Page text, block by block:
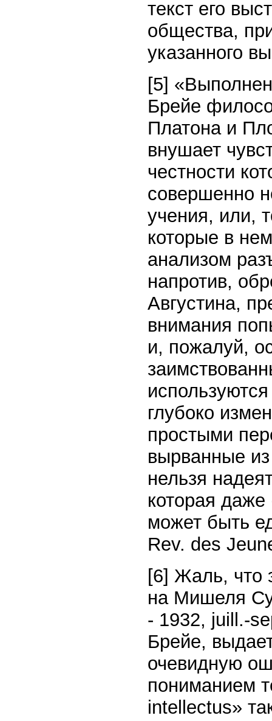
текст его
общества,
указанного
[5]
Брейе
Платона и
внушает
честности
совершенно
учения, или,
которые в
анализом
напротив,
Августина,
внимания
и, пожалуй,
глубоко
простыми
вырванные
нельзя
которая
может быть
Rev. des
[6] Жаль, что
на Мишеля
- 1932, juill.-
Брейе,
очевидную
пониманием
intellectus»